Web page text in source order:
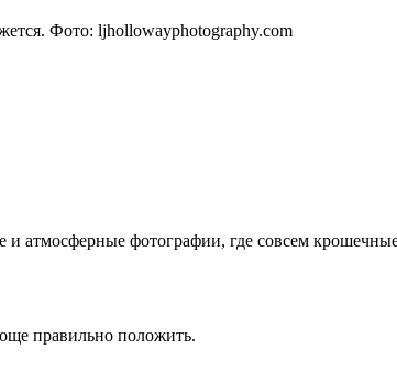
Фото: ljhollowayphotography.com
и атмосферные фотографии, где совсем
правильно положить.